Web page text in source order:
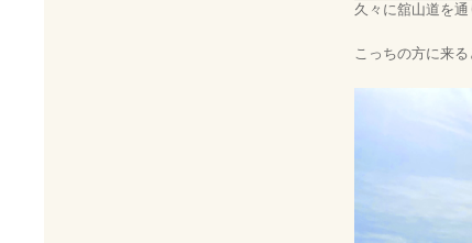
久々に舘山道を通
こっちの方に来